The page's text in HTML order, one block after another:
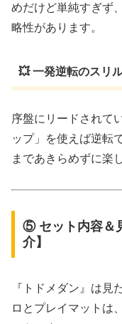
めだけど単純すぎず
略性があります。
💥 一発逆転のスリ
序盤にリードされて
ップ」を使えば逆転
まであきらめずに楽
⑤ セット内容＆
介】
『トドメダン』は見
ロとプレイマットは